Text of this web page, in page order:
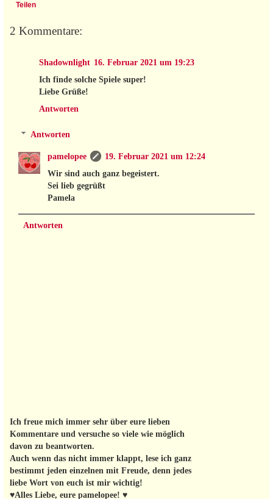
Teilen
2 Kommentare:
Shadownlight 16. Februar 2021 um 19:23
Ich finde solche Spiele super!
Liebe Grüße!
Antworten
Antworten
pamelopee
19. Februar 2021 um 12:24
Wir sind auch ganz begeistert.
Sei lieb gegrüßt
Pamela
Antworten
Ich freue mich immer sehr über eure lieben
Kommentare und versuche so viele wie möglich
davon zu beantworten.
Auch wenn das nicht immer klappt, lese ich ganz
bestimmt jeden einzelnen mit Freude, denn jedes
liebe Wort von euch ist mir wichtig!
♥Alles Liebe, eure pamelopee! ♥